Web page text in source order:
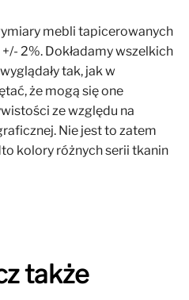
mebli tapicerowanych
2%. Dokładamy wszelkich
tak, jak w
że mogą się one
ze względu na
Nie jest to zatem
kolory różnych serii tkanin
także